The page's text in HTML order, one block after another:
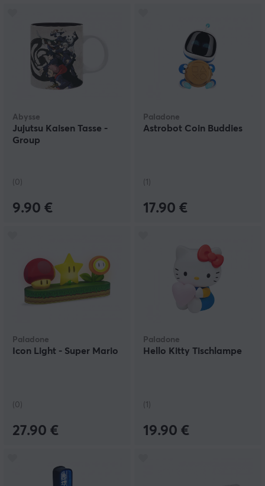
Abysse
Jujutsu Kaisen Tasse -
Group
(0)
9.90 €
Paladone
Astrobot Coin Buddies
(1)
17.90 €
Paladone
Icon Light - Super Mario
(0)
27.90 €
Paladone
Hello Kitty Tischlampe
(1)
19.90 €